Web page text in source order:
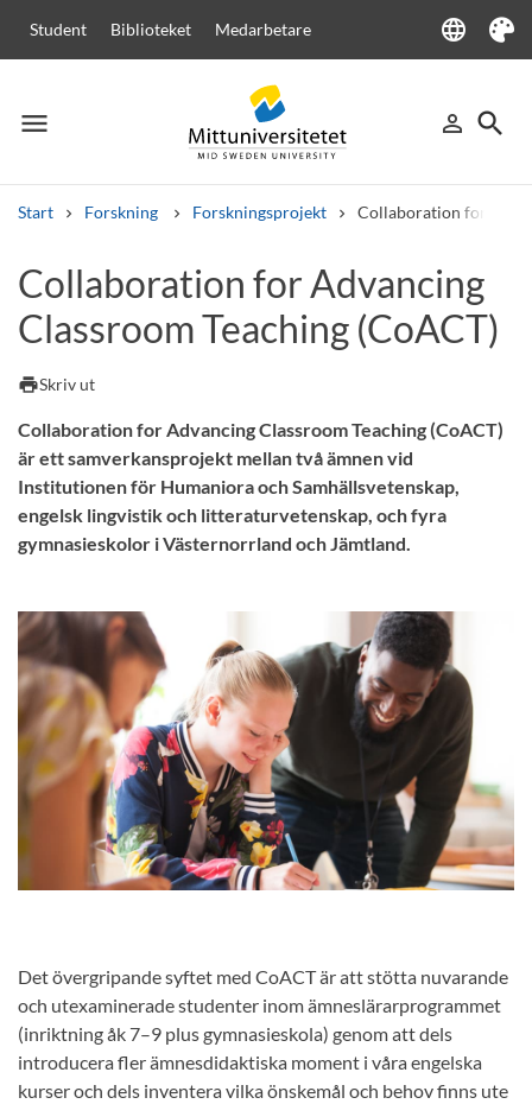
Student Biblioteket Medarbetare language
Language
Tema
menu
Meny person_outline
Logga in
search
Sök
Start Forskning Forskningsprojekt Collaboration for
Andra söktjänster
Kurser och program Kursplaner Välkomstbrev Personal
Collaboration for Advancing
Classroom Teaching (CoACT)
printSkriv ut
Collaboration for Advancing Classroom Teaching (CoACT)
är ett samverkansprojekt mellan två ämnen vid
Institutionen för Humaniora och Samhällsvetenskap,
engelsk lingvistik och litteraturvetenskap, och fyra
gymnasieskolor i Västernorrland och Jämtland.
Det övergripande syftet med CoACT är att stötta nuvarande
och utexaminerade studenter inom ämneslärarprogrammet
(inriktning åk 7–9 plus gymnasieskola) genom att dels
introducera fler ämnesdidaktiska moment i våra engelska
kurser och dels inventera vilka önskemål och behov finns ute